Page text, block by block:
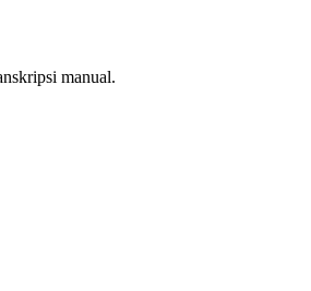
manual.